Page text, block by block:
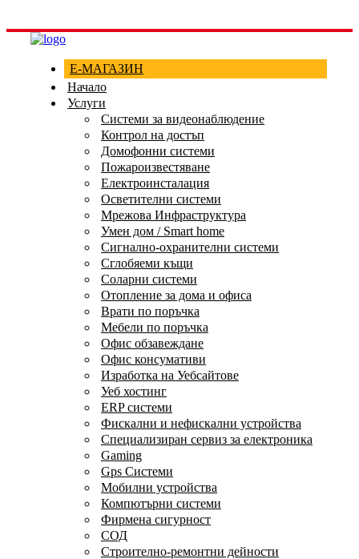
Е-МАГАЗИН
Начало
Услуги
Системи за видеонаблюдение
Контрол на достъп
Домофонни системи
Пожароизвестяване
Електроинсталация
Осветителни системи
Мрежова Инфраструктура
Умен дом / Smart home
Сигнално-охранителни системи
Сглобяеми къщи
Соларни системи
Отопление за дома и офиса
Врати по поръчка
Мебели по поръчка
Офис обзавеждане
Офис консумативи
Изработка на Уебсайтове
Уеб хостинг
ERP системи
Фискални и нефискални устройства
Специализиран сервиз за електроника
Gaming
Gps Системи
Мобилни устройства
Компютърни системи
Фирмена сигурност
СОД
Строително-ремонтни дейности